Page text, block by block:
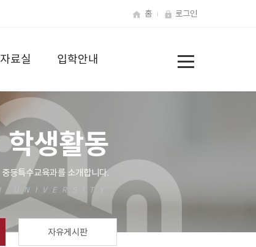
뉴
홈 로그인
자료실 입학안내
학생활동
자유게시판